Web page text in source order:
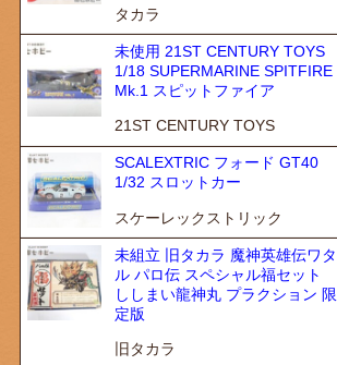
タカラ
未使用 21ST CENTURY TOYS
1/18 SUPERMARINE SPITFIRE
Mk.1 スピットファイア
21ST CENTURY TOYS
SCALEXTRIC フォード GT40
1/32 スロットカー
スケーレックストリック
未組立 旧タカラ 魔神英雄伝ワタ
ル パロ伝 スペシャル福セット
ししまい龍神丸 プラクション 限
定版
旧タカラ